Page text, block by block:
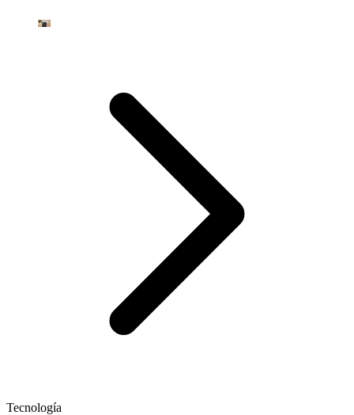
Tecnología